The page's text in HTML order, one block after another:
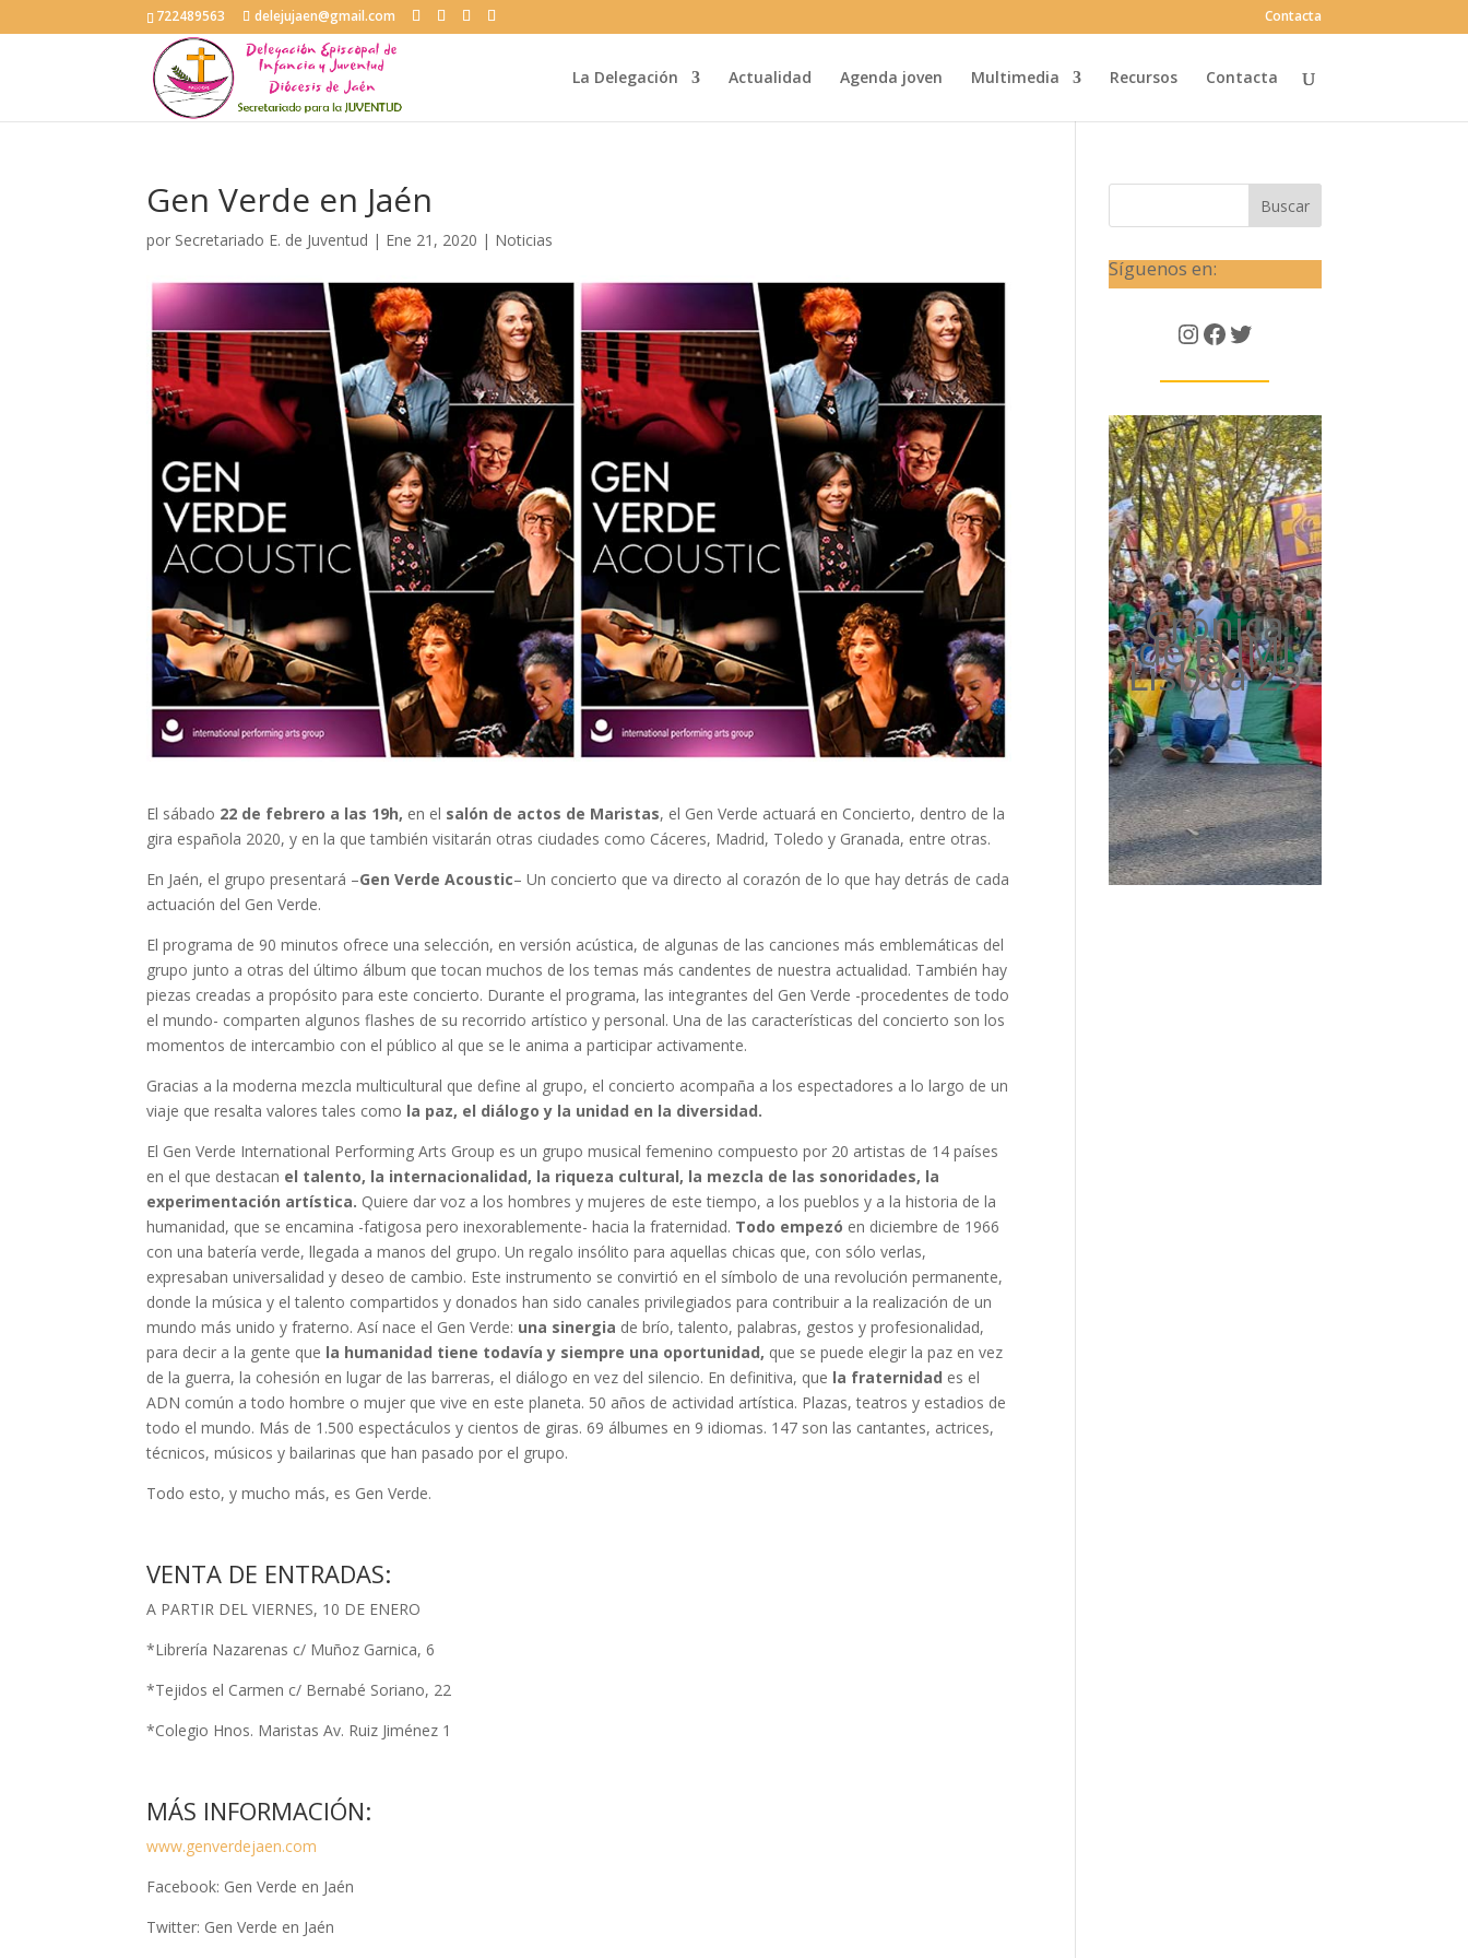
722489563 delejujaen@gmail.com Contacta
La Delegación Actualidad Agenda joven Multimedia Recursos Contacta
Gen Verde en Jaén
por Secretariado E. de Juventud | Ene 21, 2020 | Noticias
El sábado 22 de febrero a las 19h, en el salón de actos de Maristas, el Gen Verde actuará en Concierto, dentro de la
gira española 2020, y en la que también visitarán otras ciudades como Cáceres, Madrid, Toledo y Granada, entre otras.
En Jaén, el grupo presentará –Gen Verde Acoustic– Un concierto que va directo al corazón de lo que hay detrás de cada
actuación del Gen Verde.
El programa de 90 minutos ofrece una selección, en versión acústica, de algunas de las canciones más emblemáticas del
grupo junto a otras del último álbum que tocan muchos de los temas más candentes de nuestra actualidad. También hay
piezas creadas a propósito para este concierto. Durante el programa, las integrantes del Gen Verde -procedentes de todo
el mundo- comparten algunos flashes de su recorrido artístico y personal. Una de las características del concierto son los
momentos de intercambio con el público al que se le anima a participar activamente.
Gracias a la moderna mezcla multicultural que define al grupo, el concierto acompaña a los espectadores a lo largo de un
viaje que resalta valores tales como la paz, el diálogo y la unidad en la diversidad.
El Gen Verde International Performing Arts Group es un grupo musical femenino compuesto por 20 artistas de 14 países
en el que destacan el talento, la internacionalidad, la riqueza cultural, la mezcla de las sonoridades, la
experimentación artística. Quiere dar voz a los hombres y mujeres de este tiempo, a los pueblos y a la historia de la
humanidad, que se encamina -fatigosa pero inexorablemente- hacia la fraternidad. Todo empezó en diciembre de 1966
con una batería verde, llegada a manos del grupo. Un regalo insólito para aquellas chicas que, con sólo verlas,
expresaban universalidad y deseo de cambio. Este instrumento se convirtió en el símbolo de una revolución permanente,
donde la música y el talento compartidos y donados han sido canales privilegiados para contribuir a la realización de un
mundo más unido y fraterno. Así nace el Gen Verde: una sinergia de brío, talento, palabras, gestos y profesionalidad,
para decir a la gente que la humanidad tiene todavía y siempre una oportunidad, que se puede elegir la paz en vez
de la guerra, la cohesión en lugar de las barreras, el diálogo en vez del silencio. En definitiva, que la fraternidad es el
ADN común a todo hombre o mujer que vive en este planeta. 50 años de actividad artística. Plazas, teatros y estadios de
todo el mundo. Más de 1.500 espectáculos y cientos de giras. 69 álbumes en 9 idiomas. 147 son las cantantes, actrices,
técnicos, músicos y bailarinas que han pasado por el grupo.
Todo esto, y mucho más, es Gen Verde.
VENTA DE ENTRADAS:
A PARTIR DEL VIERNES, 10 DE ENERO
*Librería Nazarenas c/ Muñoz Garnica, 6
*Tejidos el Carmen c/ Bernabé Soriano, 22
*Colegio Hnos. Maristas Av. Ruiz Jiménez 1
MÁS INFORMACIÓN:
www.genverdejaen.com
Facebook: Gen Verde en Jaén
Twitter: Gen Verde en Jaén
Buscar
Síguenos en:
Instagram
Facebook
Twitter
Crónica
de la JMJ
Lisboa'23